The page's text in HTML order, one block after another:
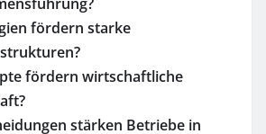
fördern starke
fördern wirtschaftliche
stärken Betriebe in